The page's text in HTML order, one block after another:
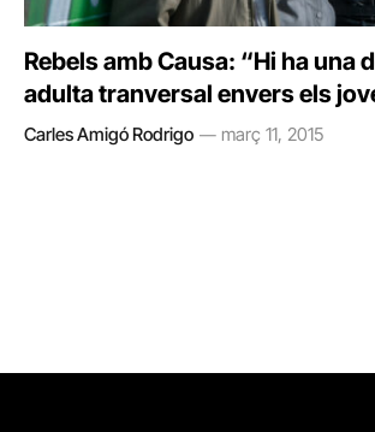
Rebels amb Causa: “Hi ha una
adulta tranversal envers els
Carles Amigó Rodrigo març 11, 2015